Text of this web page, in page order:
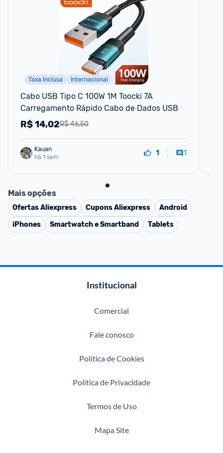
Taxa Inclusa Internacional
Cabo USB Tipo C 100W 1M Toocki 7A
Carregamento Rápido Cabo de Dados USB
R$ 46,50
R$14,02
Kauan
há 1 sem
1 1
Mais opções
OfertasAliexpress CuponsAliexpress
Android
iPhones
Smartwatch e Smartband Tablets
Institucional
Comercial
Fale conosco
Política de Cookies
Política de Privacidade
Termos de Uso
Mapa Site